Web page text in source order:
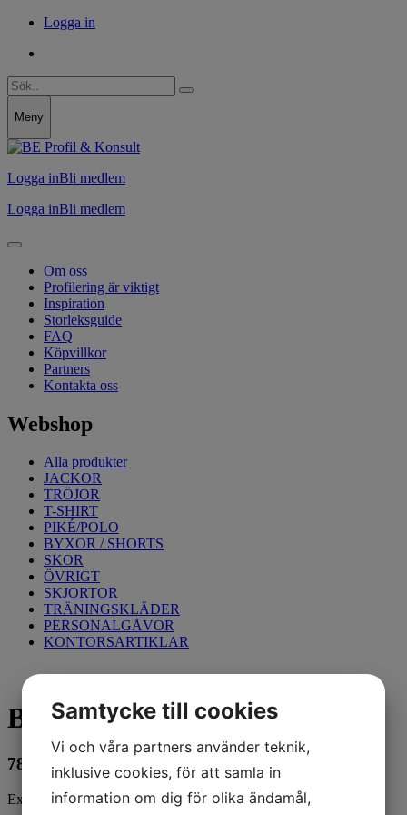
Logga in
Meny
Logga inBli medlem
Logga inBli medlem
Om oss
Profilering är viktigt
Inspiration
Storleksguide
FAQ
Köpvillkor
Partners
Kontakta oss
Webshop
Alla produkter
JACKOR
TRÖJOR
T-SHIRT
PIKÉ/POLO
BYXOR / SHORTS
SKOR
ÖVRIGT
SKJORTOR
TRÄNINGSKLÄDER
PERSONALGÅVOR
KONTORSARTIKLAR
Byxa Dam, Interkakel
789 kr
Exkl. moms
Samtycke till cookies
Vi och våra partners använder teknik,
inklusive cookies, för att samla in
information om dig för olika ändamål,